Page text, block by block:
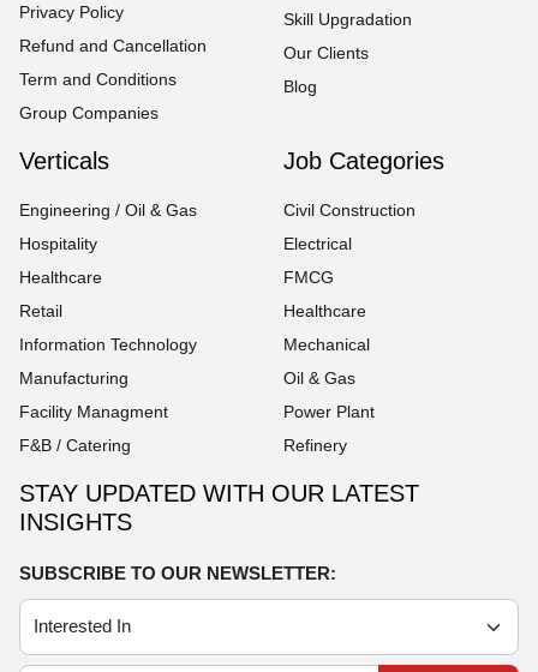
Privacy Policy
Refund and Cancellation
Term and Conditions
Group Companies
Skill Upgradation
Our Clients
Blog
Verticals
Engineering / Oil & Gas
Hospitality
Healthcare
Retail
Information Technology
Manufacturing
Facility Managment
F&B / Catering
Job Categories
Civil Construction
Electrical
FMCG
Healthcare
Mechanical
Oil & Gas
Power Plant
Refinery
STAY UPDATED WITH OUR LATEST
INSIGHTS
SUBSCRIBE TO OUR NEWSLETTER: